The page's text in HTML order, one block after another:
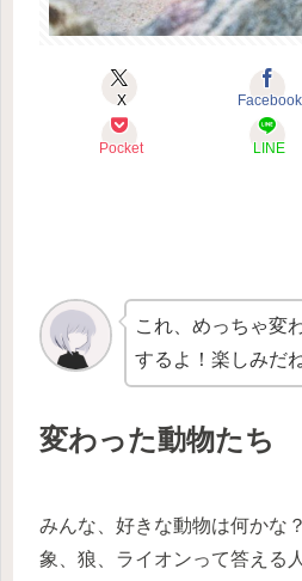
X Facebook
Pocket LINE
これ、めっちゃ変
するよ！楽しみだ
変わった動物たち
みんな、好きな動物は何かな
象、狼、ライオンって答える